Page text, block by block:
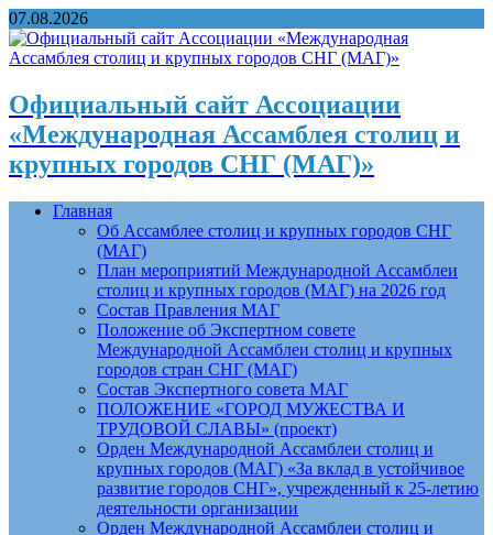
07.08.2026
Официальный сайт Ассоциации
«Международная Ассамблея столиц и
крупных городов СНГ (МАГ)»
Главная
Об Ассамблее столиц и крупных городов СНГ
(МАГ)
План мероприятий Международной Ассамблеи
столиц и крупных городов (МАГ) на 2026 год
Состав Правления МАГ
Положение об Экспертном совете
Международной Ассамблеи столиц и крупных
городов стран СНГ (МАГ)
Состав Экспертного совета МАГ
ПОЛОЖЕНИЕ «ГОРОД МУЖЕСТВА И
ТРУДОВОЙ СЛАВЫ» (проект)
Орден Международной Ассамблеи столиц и
крупных городов (МАГ) «За вклад в устойчивое
развитие городов СНГ», учрежденный к 25-летию
деятельности организации
Орден Международной Ассамблеи столиц и